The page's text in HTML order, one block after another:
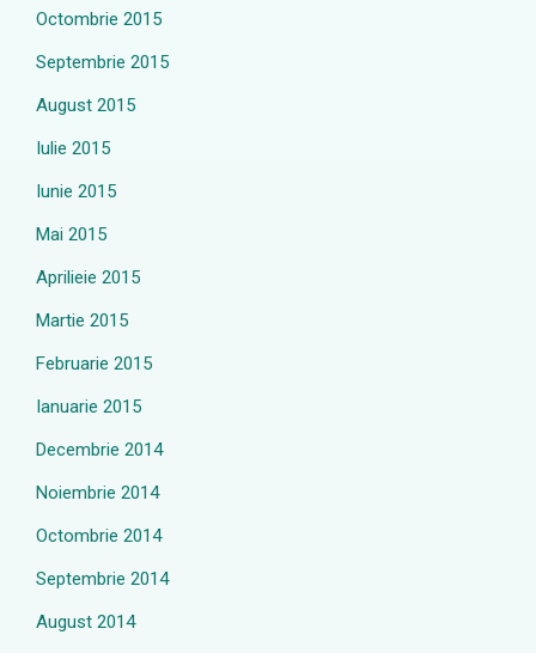
Octombrie 2015
Septembrie 2015
August 2015
Iulie 2015
Iunie 2015
Mai 2015
Aprilieie 2015
Martie 2015
Februarie 2015
Ianuarie 2015
Decembrie 2014
Noiembrie 2014
Octombrie 2014
Septembrie 2014
August 2014